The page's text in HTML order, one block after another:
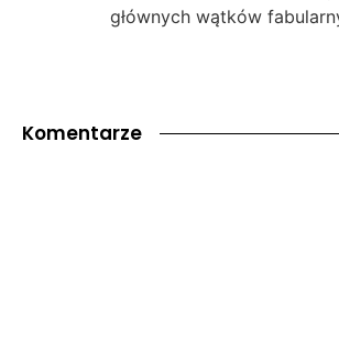
głównych wątków
Komentarze